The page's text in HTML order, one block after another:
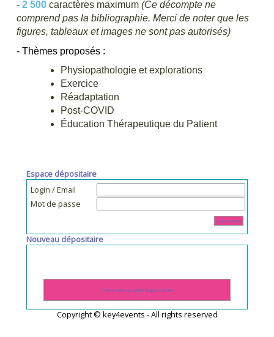
-2 500 caractères maximum (Ce décompte ne
comprend pas la bibliographie. Merci de noter que les
figures, tableaux et images ne sont pas autorisés)
- Thèmes proposés :
Physiopathologie et explorations
Exercice
Réadaptation
Post-COVID
Éducation Thérapeutique du Patient
Espace dépositaire
Login / Email
Mot de passe
Connexion
Nouveau dépositaire
Créer votre espace dépositaire
Copyright © key4events - All rights reserved